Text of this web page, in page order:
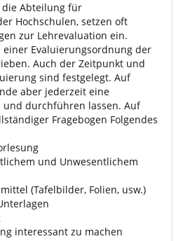
die Abteilung für
Hochschulen, setzen oft
zur Lehrevaluation ein.
einer Evaluierungsordnung der
Auch der Zeitpunkt und
sind festgelegt. Auf
aber jederzeit eine
durchführen lassen. Auf
Fragebogen Folgendes
und Unwesentlichem
(Tafelbilder, Folien, usw.)
interessant zu machen